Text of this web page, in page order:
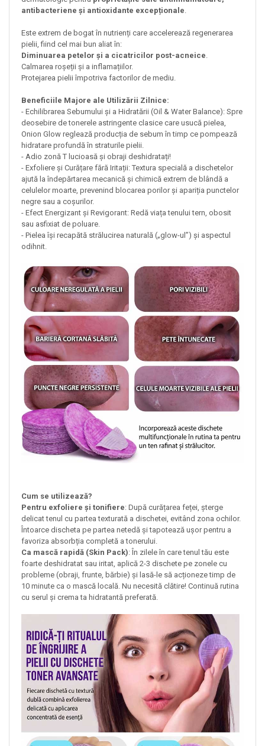
antibacteriene și antioxidante excepționale.
Este extrem de bogat în nutrienți care accelerează regenerarea
pielii, fiind cel mai bun aliat în:
Diminuarea petelor și a cicatricilor post-acneice.
Calmarea roșeții și a inflamațiilor.
Protejarea pielii împotriva factorilor de mediu.
Beneficiile Majore ale Utilizării Zilnice:
- Echilibrarea Sebumului și a Hidratării (Oil & Water Balance): Spre
deosebire de tonerele astringente clasice care usucă pielea,
Onion Glow reglează producția de sebum în timp ce pompează
hidratare profundă în straturile pielii.
- Adio zonă T lucioasă și obraji deshidratați!
- Exfoliere și Curățare fără Iritații: Textura specială a dischetelor
ajută la îndepărtarea mecanică și chimică extrem de blândă a
celulelor moarte, prevenind blocarea porilor și apariția punctelor
negre sau a coșurilor.
- Efect Energizant și Revigorant: Redă viața tenului tern, obosit
sau asfixiat de poluare.
- Pielea își recapătă strălucirea naturală („glow-ul”) și aspectul
odihnit.
Cum se utilizează?
Pentru exfoliere și tonifiere: După curățarea feței, șterge
delicat tenul cu partea texturată a dischetei, evitând zona ochilor.
Întoarce discheta pe partea netedă și tapotează ușor pentru a
favoriza absorbția completă a tonerului.
Ca mască rapidă (Skin Pack): În zilele în care tenul tău este
foarte deshidratat sau iritat, aplică 2-3 dischete pe zonele cu
probleme (obraji, frunte, bărbie) și lasă-le să acționeze timp de
10 minute ca o mască locală. Nu necesită clătire! Continuă rutina
cu serul și crema ta hidratantă preferată.